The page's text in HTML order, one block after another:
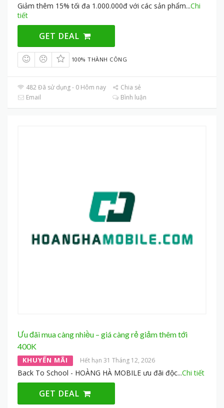
Giảm thêm 15% tối đa 1.000.000đ với các sản phẩm...Chi
tiết
GET DEAL
100% THÀNH CÔNG
482 Đã sử dụng - 0 Hôm nay
Chia sẻ
Email
Bình luận
Ưu đãi mua càng nhiều – giá càng rẻ giảm thêm tới
400K
KHUYẾN MÃI Hết hạn 31 Tháng 12, 2026
Back To School - HOÀNG HÀ MOBILE ưu đãi độc...Chi tiết
GET DEAL